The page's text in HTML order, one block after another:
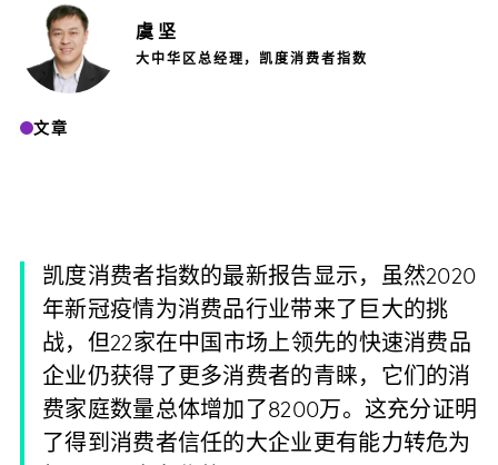
虞 坚
大中华区总经理，凯度消费者指数
文章
凯度消费者指数的最新报告显示，虽然2020
年新冠疫情为消费品行业带来了巨大的挑
战，但22家在中国市场上领先的快速消费品
企业仍获得了更多消费者的青睐，它们的消
费家庭数量总体增加了8200万。这充分证明
了得到消费者信任的大企业更有能力转危为